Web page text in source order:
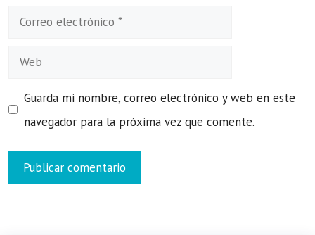
Correo
Web
Guarda mi nombre, correo electrónico y web en este
navegador para la próxima vez que comente.